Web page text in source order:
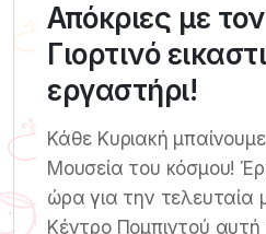
Απόκριες με
Γιορτινό
εργαστήρι!
Κάθε Κυριακή
Μουσεία του κόσμου!
ώρα για την τελευταία
Κέντρο Πομπιντού